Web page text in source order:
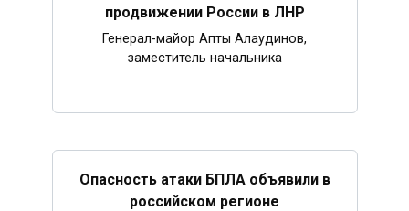
продвижении России в ЛНР
Генерал-майор Апты Алаудинов,
заместитель начальника
Опасность атаки БПЛА объявили в
российском регионе